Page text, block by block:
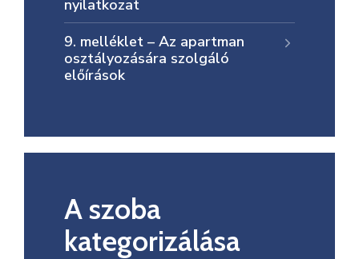
nyilatkozat
9. melléklet – Az apartman
osztályozására szolgáló
előírások
A szoba
kategorizálása